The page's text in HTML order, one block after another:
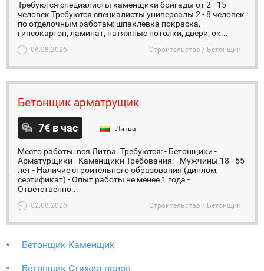
Требуются специалисты каменщики бригады от 2 - 15
человек Требуются специалисты универсалы 2 - 8 человек
по отделочным работам: шпаклевка покраска,
гипсокартон, ламинат, натяжные потолки, двери, ок...
06.08.2026 Строительство / Бетонщик
Бетонщик арматрущик
7€ в час Литва
Место работы: вся Литва. Требуются: - Бетонщики -
Арматурщики - Каменщики Требования: - Мужчины 18 - 55
лет - Наличие строительного образования (диплом,
сертификат) - Опыт работы не менее 1 года -
Ответственно...
02.08.2026 Строительство / Бетонщик
Бетонщик Каменщик
Бетонщик Стяжка полов